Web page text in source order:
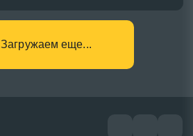
Загружаем еще...